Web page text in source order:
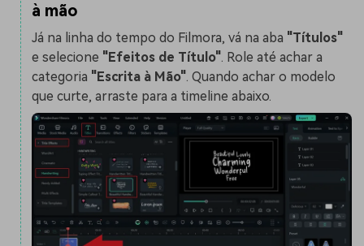
à mão
Já na linha do tempo do Filmora, vá na aba "Títulos"
e selecione "Efeitos de Título". Role até achar a
categoria "Escrita à Mão". Quando achar o modelo
que curte, arraste para a timeline abaixo.